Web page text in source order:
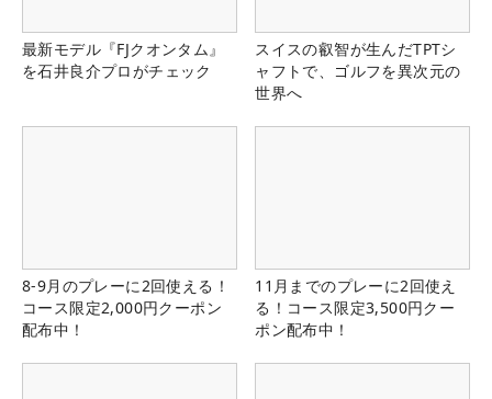
最新モデル『FJクオンタム』
を石井良介プロがチェック
スイスの叡智が生んだTPTシ
ャフトで、ゴルフを異次元の
世界へ
8-9月のプレーに2回使える！
コース限定2,000円クーポン
配布中！
11月までのプレーに2回使え
る！コース限定3,500円クー
ポン配布中！